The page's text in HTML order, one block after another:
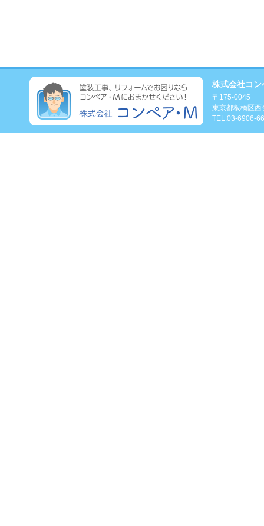
塗装工事、リフ
株式会社コン
〒175-0045
東京都板橋区西
TEL:03-6906-